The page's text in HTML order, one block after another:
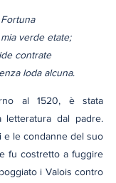
verde etate;
contrate
loda alcuna.
al 1520, è stata
letteratura dal padre.
e le condanne del suo
fu costretto a fuggire
i Valois contro